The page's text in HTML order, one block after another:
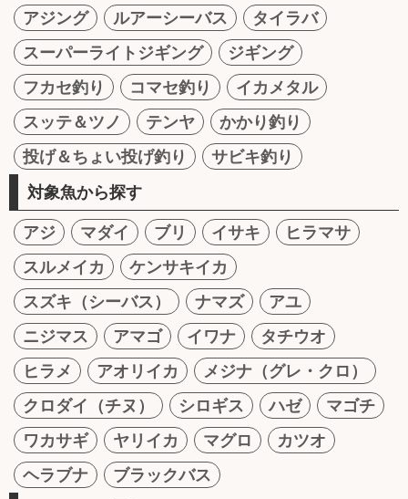
アジング
ルアーシーバス
タイラバ
スーパーライトジギング
ジギング
フカセ釣り
コマセ釣り
イカメタル
スッテ＆ツノ
テンヤ
かかり釣り
投げ＆ちょい投げ釣り
サビキ釣り
対象魚から探す
アジ マダイ ブリ イサキ
ヒラマサ
スルメイカ
ケンサキイカ
スズキ（シーバス）
ナマズ
アユ
ニジマス
アマゴ イワナ
タチウオ
ヒラメ
アオリイカ
メジナ（グレ・クロ）
クロダイ（チヌ）
シロギス ハゼ
マゴチ
ワカサギ
ヤリイカ マグロ
カツオ
ヘラブナ
ブラックバス